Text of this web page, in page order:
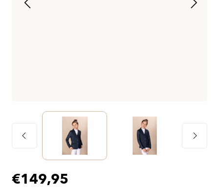
€149,95